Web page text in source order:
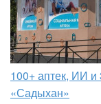
100+ аптек, ИИ и
«Садыхан»